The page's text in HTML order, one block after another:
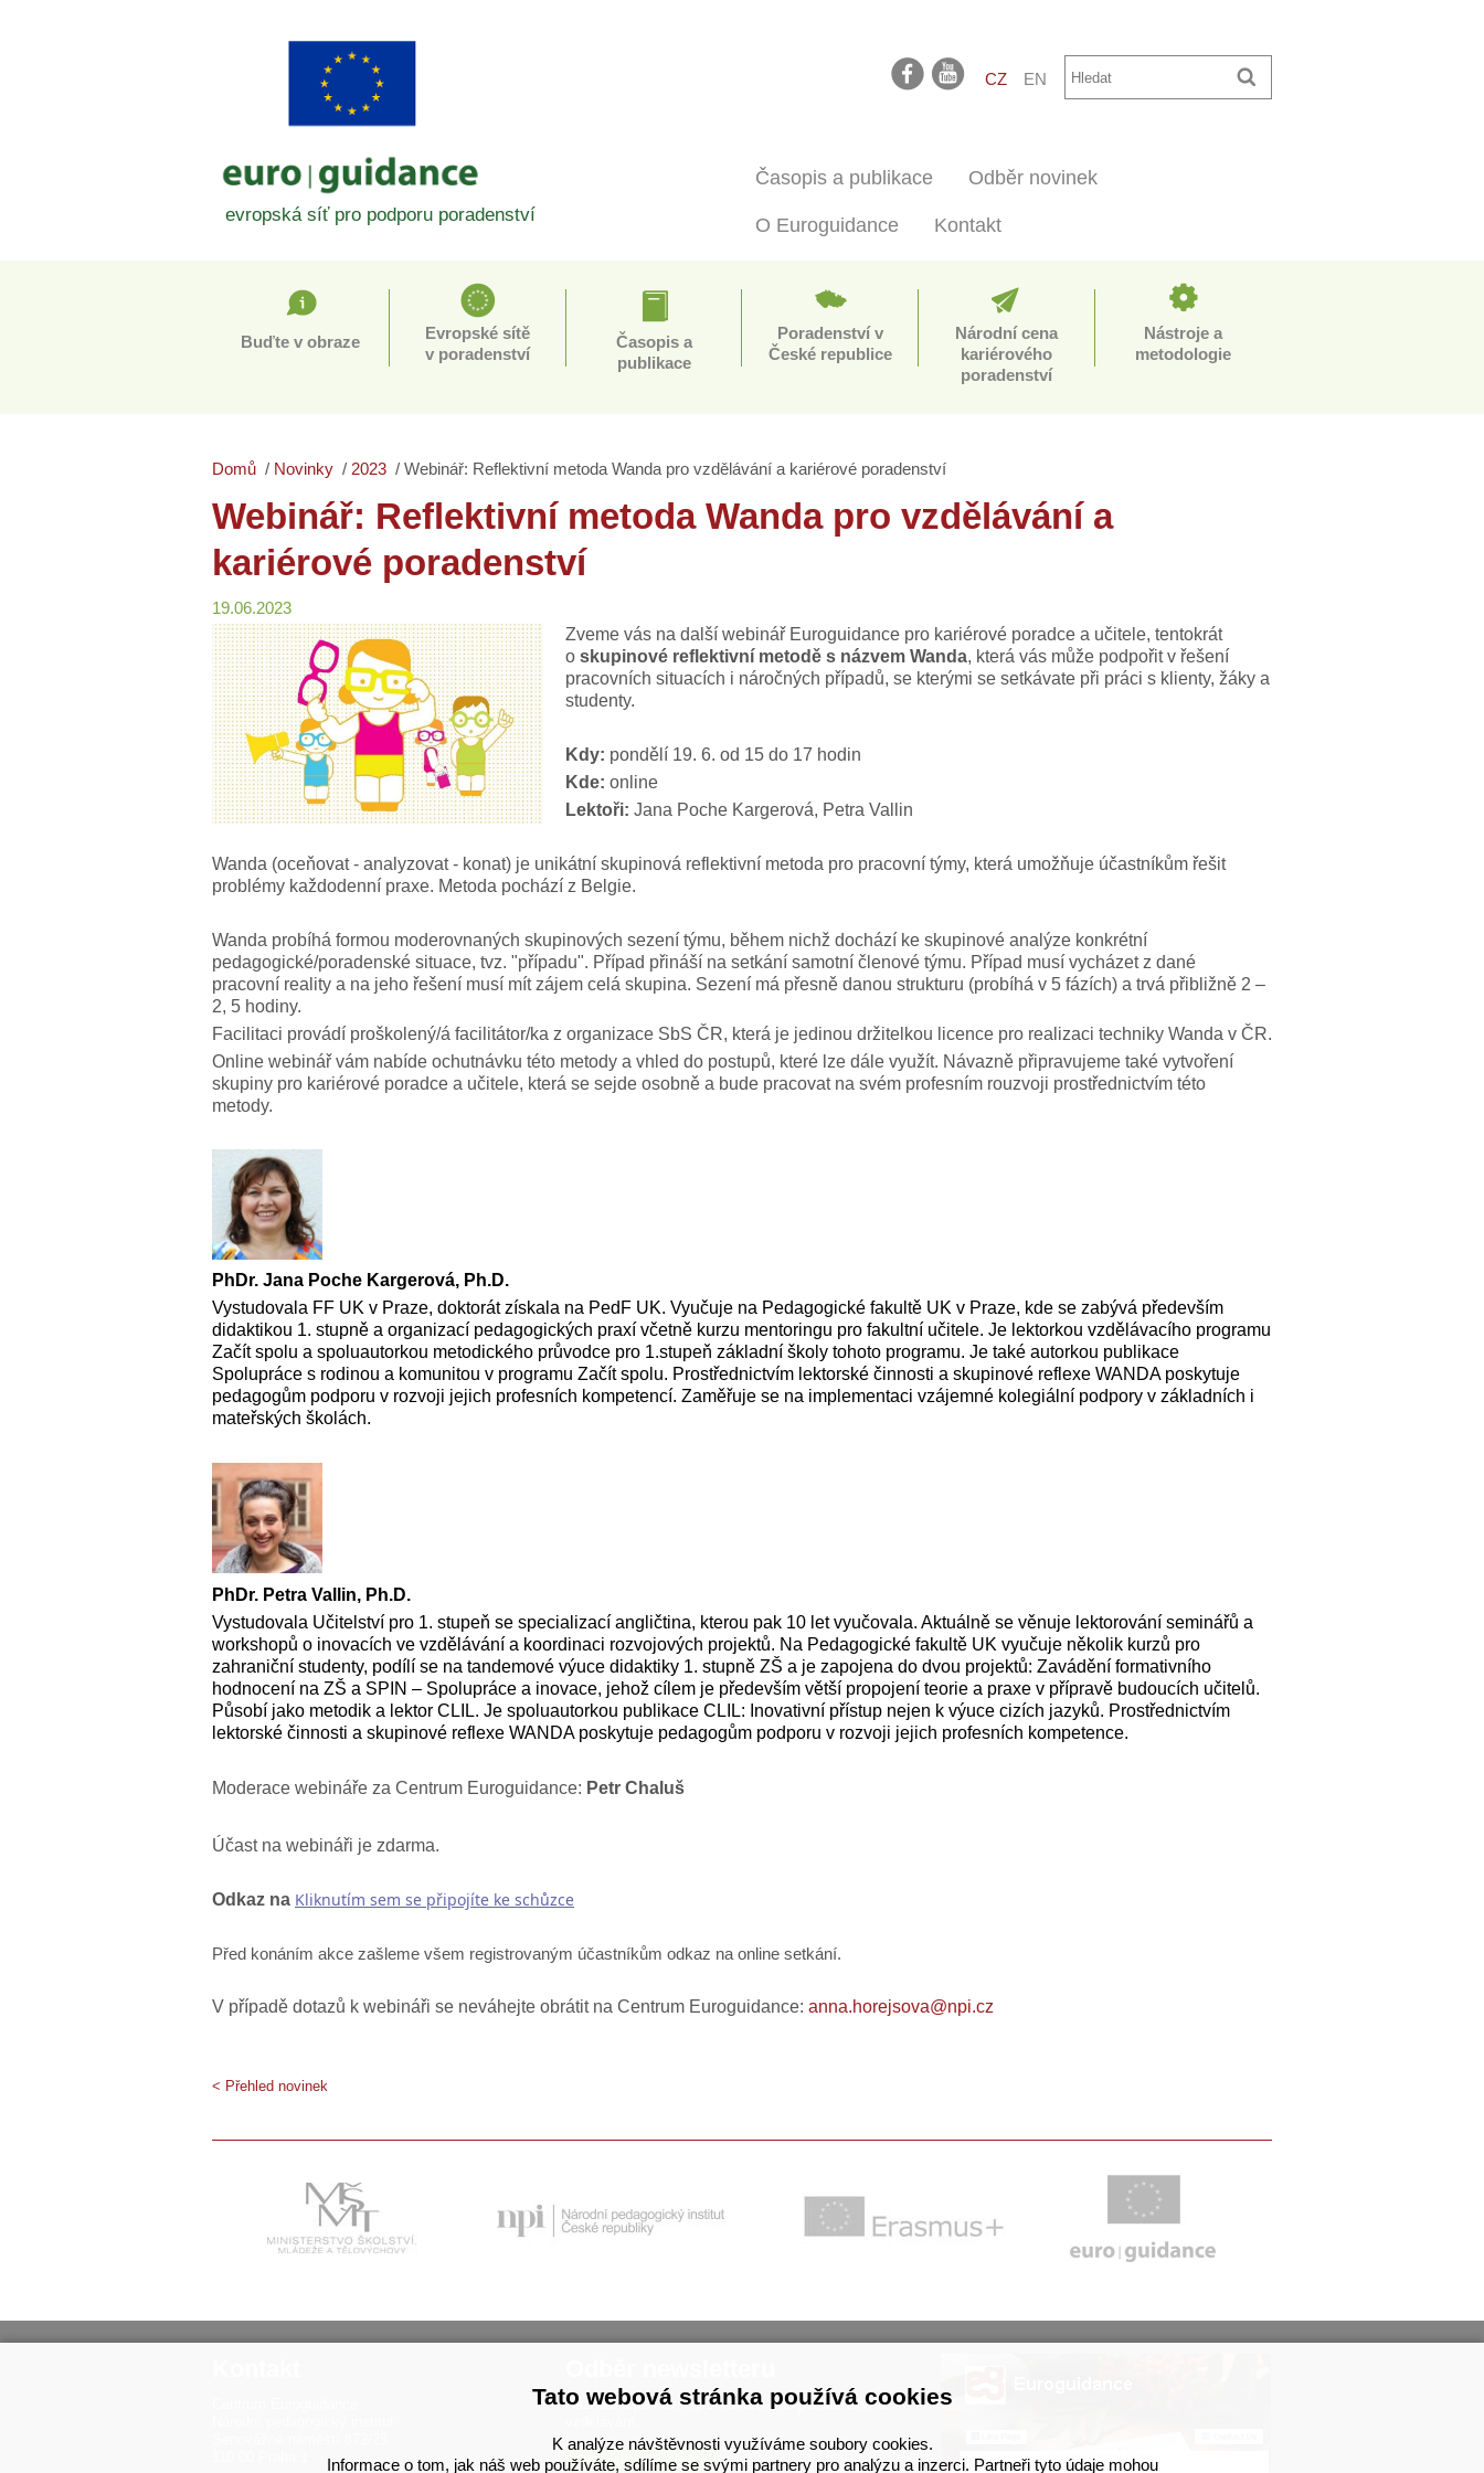
evropská síť pro podporu poradenství
CZ EN
Časopis a publikace Odběr novinek
O Euroguidance Kontakt
Buďte v obraze
Evropské sítě
v poradenství
Časopis a
publikace
Poradenství v
České republice
Národní cena
kariérového
poradenství
Nástroje a
metodologie
Domů Novinky 2023 Webinář: Reflektivní metoda Wanda pro vzdělávání a kariérové poradenství
Webinář: Reflektivní metoda Wanda pro vzdělávání a
kariérové poradenství
19.06.2023
Zveme vás na další webinář Euroguidance pro kariérové poradce a učitele, tentokrát
o skupinové reflektivní metodě s názvem Wanda, která vás může podpořit v řešení
pracovních situacích i náročných případů, se kterými se setkávate při práci s klienty, žáky a
studenty.
Kdy: pondělí 19. 6. od 15 do 17 hodin
Kde: online
Lektoři: Jana Poche Kargerová, Petra Vallin
Wanda (oceňovat - analyzovat - konat) je unikátní skupinová reflektivní metoda pro pracovní týmy, která umožňuje účastníkům řešit
problémy každodenní praxe. Metoda pochází z Belgie.
Wanda probíhá formou moderovnaných skupinových sezení týmu, během nichž dochází ke skupinové analýze konkrétní
pedagogické/poradenské situace, tvz. "případu". Případ přináší na setkání samotní členové týmu. Případ musí vycházet z dané
pracovní reality a na jeho řešení musí mít zájem celá skupina. Sezení má přesně danou strukturu (probíhá v 5 fázích) a trvá přibližně 2 –
2, 5 hodiny.
Facilitaci provádí proškolený/á facilitátor/ka z organizace SbS ČR, která je jedinou držitelkou licence pro realizaci techniky Wanda v ČR.
Online webinář vám nabíde ochutnávku této metody a vhled do postupů, které lze dále využít. Návazně připravujeme také vytvoření
skupiny pro kariérové poradce a učitele, která se sejde osobně a bude pracovat na svém profesním rouzvoji prostřednictvím této
metody.
PhDr. Jana Poche Kargerová, Ph.D.
Vystudovala FF UK v Praze, doktorát získala na PedF UK. Vyučuje na Pedagogické fakultě UK v Praze, kde se zabývá především
didaktikou 1. stupně a organizací pedagogických praxí včetně kurzu mentoringu pro fakultní učitele. Je lektorkou vzdělávacího programu
Začít spolu a spoluautorkou metodického průvodce pro 1.stupeň základní školy tohoto programu. Je také autorkou publikace
Spolupráce s rodinou a komunitou v programu Začít spolu. Prostřednictvím lektorské činnosti a skupinové reflexe WANDA poskytuje
pedagogům podporu v rozvoji jejich profesních kompetencí. Zaměřuje se na implementaci vzájemné kolegiální podpory v základních i
mateřských školách.
PhDr. Petra Vallin, Ph.D.
Vystudovala Učitelství pro 1. stupeň se specializací angličtina, kterou pak 10 let vyučovala. Aktuálně se věnuje lektorování seminářů a
workshopů o inovacích ve vzdělávání a koordinaci rozvojových projektů. Na Pedagogické fakultě UK vyučuje několik kurzů pro
zahraniční studenty, podílí se na tandemové výuce didaktiky 1. stupně ZŠ a je zapojena do dvou projektů: Zavádění formativního
hodnocení na ZŠ a SPIN – Spolupráce a inovace, jehož cílem je především větší propojení teorie a praxe v přípravě budoucích učitelů.
Působí jako metodik a lektor CLIL. Je spoluautorkou publikace CLIL: Inovativní přístup nejen k výuce cizích jazyků. Prostřednictvím
lektorské činnosti a skupinové reflexe WANDA poskytuje pedagogům podporu v rozvoji jejich profesních kompetence.
Moderace webináře za Centrum Euroguidance: Petr Chaluš
Účast na webináři je zdarma.
Odkaz na Kliknutím sem se připojíte ke schůzce
Před konáním akce zašleme všem registrovaným účastníkům odkaz na online setkání.
V případě dotazů k webináři se neváhejte obrátit na Centrum Euroguidance: anna.horejsova@npi.cz
< Přehled novinek
Nezmeškejte novinky z kariérového poradenství a
Přihlásit se k odběru
Tato webová stránka používá cookies
K analýze návštěvnosti využíváme soubory cookies.
Informace o tom, jak náš web používáte, sdílíme se svými partnery pro analýzu a inzerci. Partneři tyto údaje mohou